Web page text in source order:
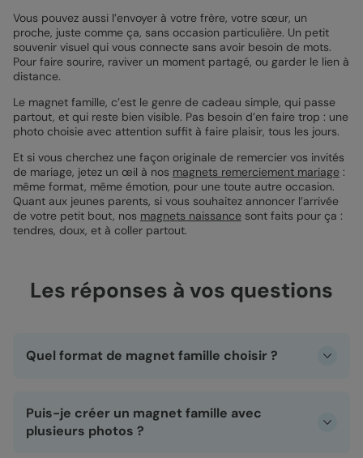
Vous pouvez aussi l’envoyer à votre frère, votre sœur, un
proche, juste comme ça, sans occasion particulière. Un petit
souvenir visuel qui vous connecte sans avoir besoin de mots.
Pour faire sourire, raviver un moment partagé, ou garder le lien à
distance.
Le magnet famille, c’est le genre de cadeau simple, qui passe
partout, et qui reste bien visible. Pas besoin d’en faire trop : une
photo choisie avec attention suffit à faire plaisir, tous les jours.
Et si vous cherchez une façon originale de remercier vos invités
de mariage, jetez un œil à nos magnets remerciement mariage :
même format, même émotion, pour une toute autre occasion.
Quant aux jeunes parents, si vous souhaitez annoncer l’arrivée
de votre petit bout, nos magnets naissance sont faits pour ça :
tendres, doux, et à coller partout.
Les réponses à vos questions
Quel format de magnet famille choisir ?
format met en valeur vos plus beaux souvenirs selon la
mise en page que vous préférez. Le format carré apporte
Puis-je créer un magnet famille avec
plusieurs photos ?